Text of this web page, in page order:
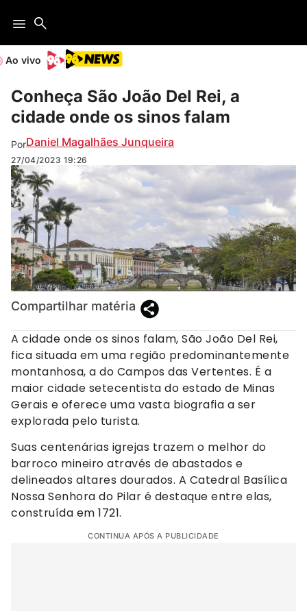
Ao vivo
Conheça São João Del Rei, a
cidade onde os sinos falam
PorDaniel Magalhães Junqueira
27/04/2023 19:26
Foto: Mtur/Pedro Vilela
Compartilhar matéria
A cidade onde os sinos falam, São João Del Rei,
fica situada em uma região predominantemente
montanhosa, a do Campos das Vertentes. É a
maior cidade setecentista do estado de Minas
Gerais e oferece uma vasta biografia a ser
explorada pelo turista.
Suas centenárias igrejas trazem o melhor do
barroco mineiro através de abastados e
delineados altares dourados. A Catedral Basílica
Nossa Senhora do Pilar é destaque entre elas,
construída em 1721.
CONTINUA APÓS A PUBLICIDADE